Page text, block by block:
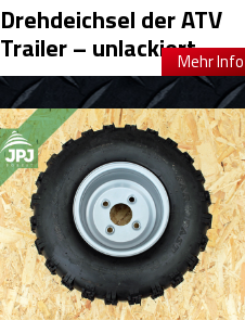
Drehdeichsel der ATV
Trailer – unlackiertMehr Info